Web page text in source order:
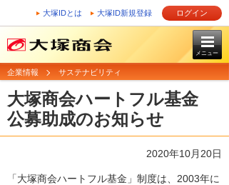
大塚IDとは 大塚ID新規登録 ログイン
メニュー
企業情報 サステナビリティ
大塚商会ハートフル基金
公募助成のお知らせ
2020年10月20日
「大塚商会ハートフル基金」制度は、2003年に